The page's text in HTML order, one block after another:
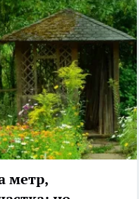
метр,